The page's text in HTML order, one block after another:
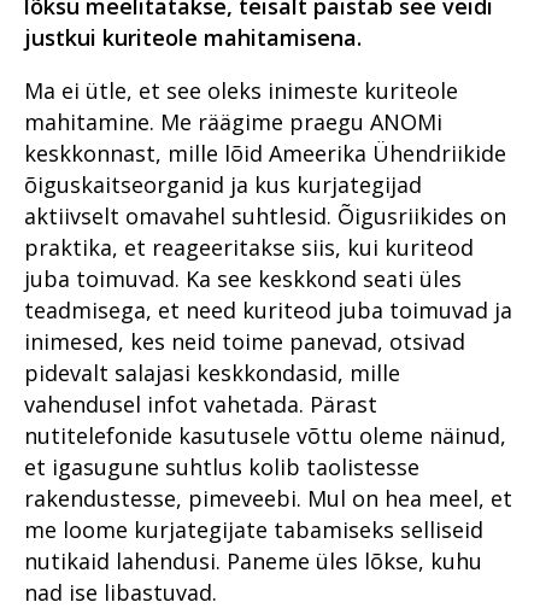
justkui kuriteole mahitamisena.
Ma ei ütle, et see oleks inimeste kuriteole
mahitamine. Me räägime praegu ANOMi
keskkonnast, mille lõid Ameerika Ühendriikide
õiguskaitseorganid ja kus kurjategijad
aktiivselt omavahel suhtlesid. Õigusriikides on
praktika, et reageeritakse siis, kui kuriteod
juba toimuvad. Ka see keskkond seati üles
teadmisega, et need kuriteod juba toimuvad ja
inimesed, kes neid toime panevad, otsivad
pidevalt salajasi keskkondasid, mille
vahendusel infot vahetada. Pärast
nutitelefonide kasutusele võttu oleme näinud,
et igasugune suhtlus kolib taolistesse
rakendustesse, pimeveebi. Mul on hea meel, et
me loome kurjategijate tabamiseks selliseid
nutikaid lahendusi. Paneme üles lõkse, kuhu
nad ise libastuvad.